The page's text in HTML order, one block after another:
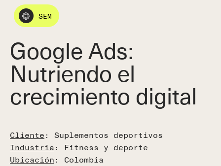
SEM
Google Ads:
Nutriendo el
crecimiento digital
Cliente : Suplementos deportivos
Industria: Fitness y deporte
Ubicación : Colombia